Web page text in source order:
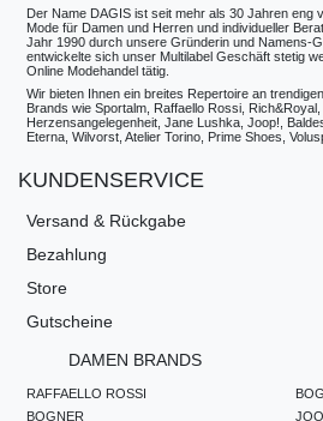
Der Name DAGIS ist seit mehr als 30 Jahren eng
Mode für Damen und Herren und individueller
Jahr 1990 durch unsere Gründerin und Namens-
entwickelte sich unser Multilabel Geschäft stetig
Online Modehandel tätig.
Wir bieten Ihnen ein breites Repertoire an
Brands wie Sportalm, Raffaello Rossi,
Herzensangelegenheit, Jane Lushka, Joop!,
Eterna, Wilvorst, Atelier Torino, Prime Shoes,
KUNDENSERVICE
Versand & Rückgabe
Bezahlung
Store
Gutscheine
DAMEN BRANDS
RAFFAELLO ROSSI
BOGNER